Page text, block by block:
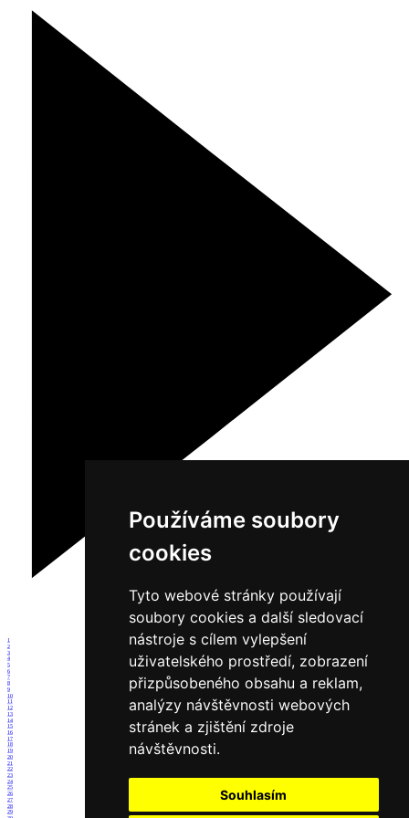
Používáme soubory
cookies
Tyto webové stránky používají
soubory cookies a další sledovací
nástroje s cílem vylepšení
uživatelského prostředí, zobrazení
přizpůsobeného obsahu a reklam,
analýzy návštěvnosti webových
stránek a zjištění zdroje
návštěvnosti.
Souhlasím
1
2
3
4
5
6
7
8
9
10
11
12
13
14
15
16
17
18
19
20
21
22
23
24
25
26
27
28
29